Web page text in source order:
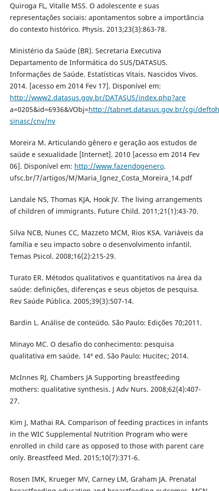
Quiroga FL, Vitalle MSS. O adolescente e suas
representações sociais: apontamentos sobre a importância
do contexto histórico. Physis. 2013;23(3):863-78.
Ministério da Saúde (BR). Secretaria Executiva
Departamento de Informática do SUS/DATASUS.
Informações de Saúde. Estatísticas Vitais. Nascidos Vivos.
2014. [acesso em 2014 Fev 17]. Disponível em:
http://www2.datasus.gov.br/DATASUS/index.php?are
a=0205&id=6936&VObj=http://tabnet.datasus.gov.br/cgi/
sinasc/cnv/nv
Moreira M. Articulando gênero e geração aos estudos de
saúde e sexualidade [Internet]. 2010 [acesso em 2014 Fev
06]. Disponível em: http://www.fazendogenero.
ufsc.br/7/artigos/M/Maria_Ignez_Costa_Moreira_14.pdf
Landale NS, Thomas KJA, Hook JV. The living arrangements
of children of immigrants. Future Child. 2011;21(1):43-70.
Silva NCB, Nunes CC, Mazzeto MCM, Rios KSA. Variáveis da
família e seu impacto sobre o desenvolvimento infantil.
Temas Psicol. 2008;16(2):215-29.
Turato ER. Métodos qualitativos e quantitativos na área da
saúde: definições, diferenças e seus objetos de pesquisa.
Rev Saúde Pública. 2005;39(3):507-14.
Bardin L. Análise de conteúdo. São Paulo: Edições 70;2011.
Minayo MC. O desafio do conhecimento: pesquisa
qualitativa em saúde. 14ª ed. São Paulo: Hucitec; 2014.
McInnes RJ, Chambers JA Supporting breastfeeding
mothers: qualitative synthesis. J Adv Nurs. 2008;62(4):407-
27.
Kim J, Mathai RA. Comparison of feeding practices in infants
in the WIC Supplemental Nutrition Program who were
enrolled in child care as opposed to those with parent care
only. Breastfeed Med. 2015;10(7):371-6.
Rosen IMK, Krueger MV, Carney LM, Graham JA. Prenatal